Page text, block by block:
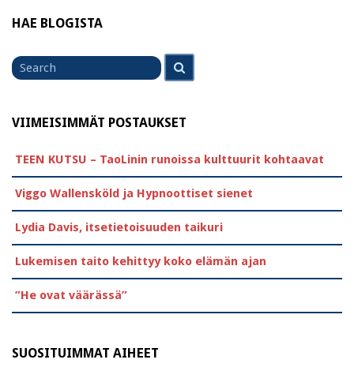
HAE BLOGISTA
Search
for
VIIMEISIMMÄT POSTAUKSET
TEEN KUTSU – TaoLinin runoissa kulttuurit kohtaavat
Viggo Wallensköld ja Hypnoottiset sienet
Lydia Davis, itsetietoisuuden taikuri
Lukemisen taito kehittyy koko elämän ajan
”He ovat väärässä”
SUOSITUIMMAT AIHEET